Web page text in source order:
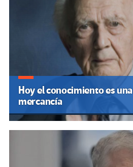
Hoy el conocimiento es una
mercancía